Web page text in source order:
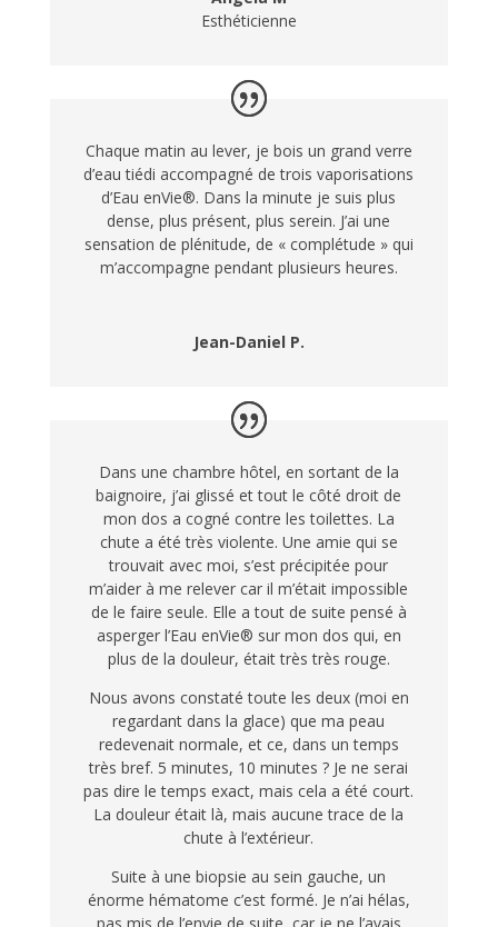
Esthéticienne
Chaque matin au lever, je bois un grand verre
d’eau tiédi accompagné de trois vaporisations
d’Eau enVie®. Dans la minute je suis plus
dense, plus présent, plus serein. J’ai une
sensation de plénitude, de « complétude » qui
m’accompagne pendant plusieurs heures.
Jean-Daniel P.
Dans une chambre hôtel, en sortant de la
baignoire, j’ai glissé et tout le côté droit de
mon dos a cogné contre les toilettes. La
chute a été très violente. Une amie qui se
trouvait avec moi, s’est précipitée pour
m’aider à me relever car il m’était impossible
de le faire seule. Elle a tout de suite pensé à
asperger l’Eau enVie® sur mon dos qui, en
plus de la douleur, était très très rouge.
Nous avons constaté toute les deux (moi en
regardant dans la glace) que ma peau
redevenait normale, et ce, dans un temps
très bref. 5 minutes, 10 minutes ? Je ne serai
pas dire le temps exact, mais cela a été court.
La douleur était là, mais aucune trace de la
chute à l’extérieur.
Suite à une biopsie au sein gauche, un
énorme hématome c’est formé. Je n’ai hélas,
pas mis de l’envie de suite, car je ne l’avais